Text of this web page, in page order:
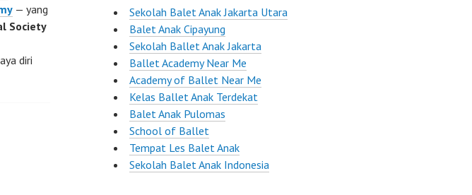
— yang
Society
diri
Sekolah Balet Anak Jakarta Utara
Balet Anak Cipayung
Sekolah Ballet Anak Jakarta
Ballet Academy Near Me
Academy of Ballet Near Me
Kelas Ballet Anak Terdekat
Balet Anak Pulomas
School of Ballet
Tempat Les Balet Anak
Sekolah Balet Anak Indonesia